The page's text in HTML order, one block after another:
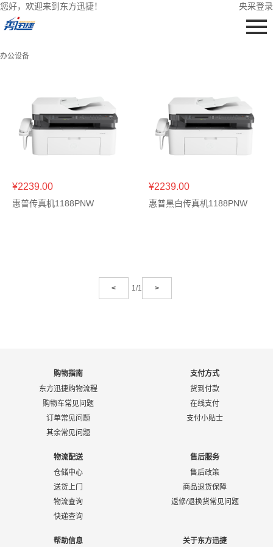
您好，欢迎来到东方迅捷！ 央采登录
办公设备
¥2239.00
惠普传真机1188PNW
¥2239.00
惠普黑白传真机1188PNW
< 1/1 >
购物指南
东方迅捷购物流程
购物车常见问题
订单常见问题
其余常见问题
支付方式
货到付款
在线支付
支付小贴士
物流配送
仓储中心
送货上门
物流查询
快递查询
售后服务
售后政策
商品退货保障
返修/退换货常见问题
帮助信息 关于东方迅捷